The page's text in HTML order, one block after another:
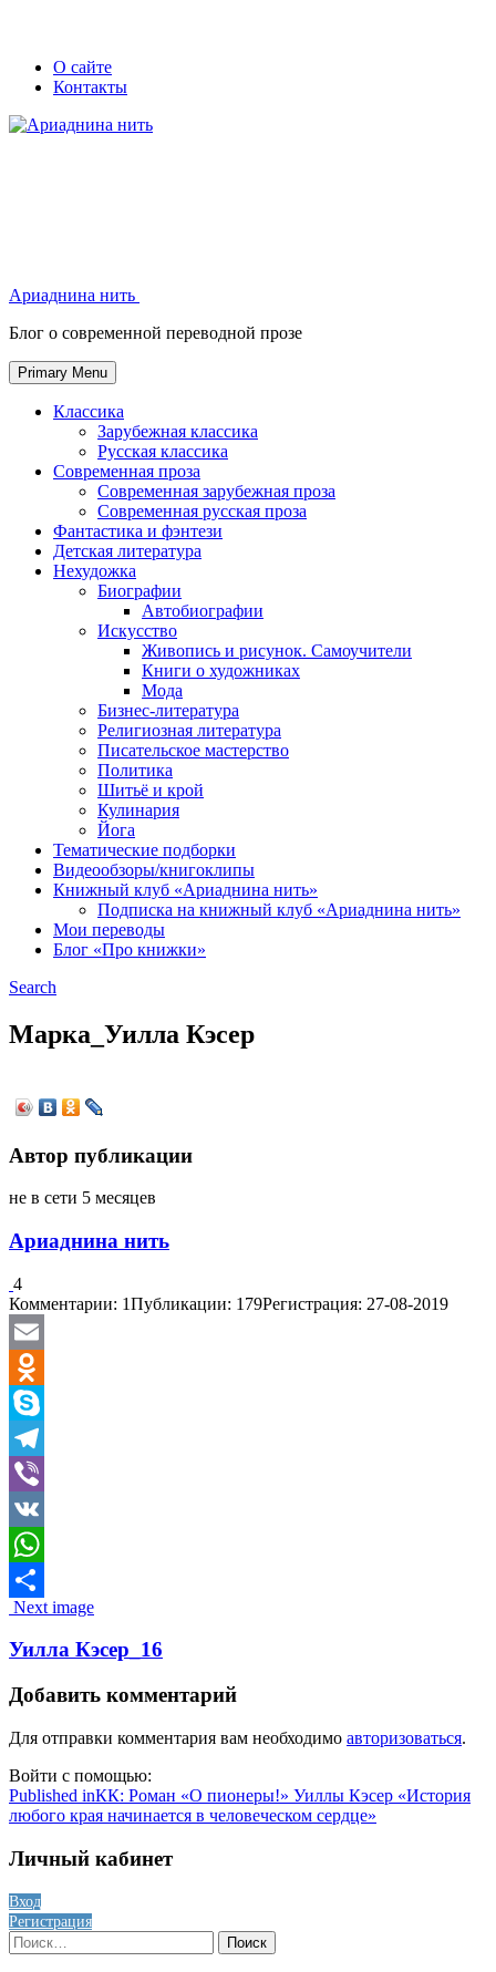
Skip
Secondary
left
navigation
Secondary
right
navigation
О сайте
Контакты
Ариаднина нить
Блог о современной переводной прозе
Primary Menu
Классика
Зарубежная классика
Русская классика
Современная проза
Современная зарубежная проза
Современная русская проза
Фантастика и фэнтези
Детская литература
Нехудожка
Биографии
Автобиографии
Искусство
Живопись и рисунок. Самоучители
Книги о художниках
Мода
Бизнес-литература
Религиозная литература
Писательское мастерство
Политика
Шитьё и крой
Кулинария
Йога
Тематические подборки
Видеообзоры/книгоклипы
Книжный клуб «Ариаднина нить»
Подписка на книжный клуб «Ариаднина нить»
Мои переводы
Блог «Про книжки»
Search
Марка_Уилла Кэсер
Автор публикации
не в сети 5 месяцев
Ариаднина нить
4
Комментарии: 1Публикации: 179Регистрация: 27-08-2019
Email
Odnoklassniki
Skype
Telegram
Viber
VK
WhatsApp
Отправить
Image
navigation
Next image
Уилла Кэсер_16
Добавить комментарий
Для отправки комментария вам необходимо авторизоваться.
Войти с помощью:
Навигация
по
записям
Published inКК: Роман «О пионеры!» Уиллы Кэсер «История
любого края начинается в человеческом сердце»
Личный кабинет
Вход
Регистрация
Найти: